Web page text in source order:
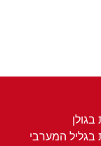
בגליל המערבי